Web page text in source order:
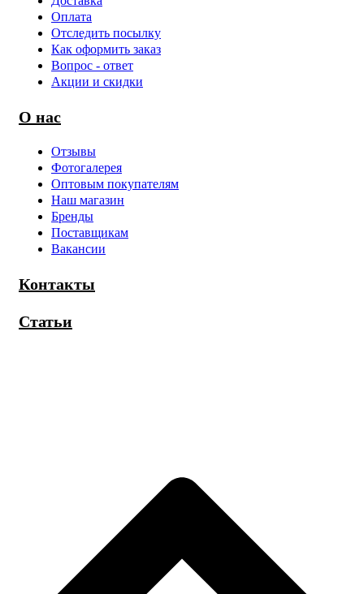
Оплата
Отследить посылку
Как оформить заказ
Вопрос - ответ
Акции и скидки
О нас
Отзывы
Фотогалерея
Оптовым покупателям
Наш магазин
Бренды
Поставщикам
Вакансии
Контакты
Статьи